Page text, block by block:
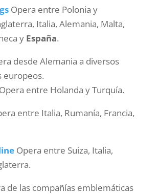
Opera entre Polonia y
Italia, Alemania, Malta,
y España.
desde Alemania a diversos
europeos.
entre Holanda y Turquía.
entre Italia, Rumanía, Francia,
Opera entre Suiza, Italia,
de las compañías emblemáticas